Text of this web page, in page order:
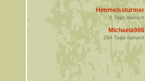
Himmelsstürmer
5 Tage danach
Michaela986
284Tage danach